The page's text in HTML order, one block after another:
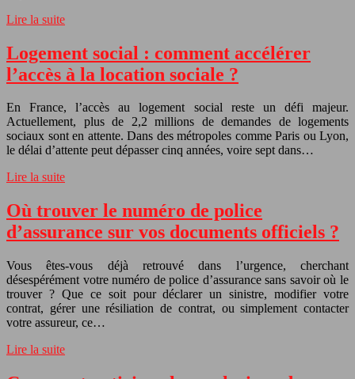
Lire la suite
Logement social : comment accélérer
l’accès à la location sociale ?
En France, l’accès au logement social reste un défi majeur.
Actuellement, plus de 2,2 millions de demandes de logements
sociaux sont en attente. Dans des métropoles comme Paris ou Lyon,
le délai d’attente peut dépasser cinq années, voire sept dans…
Lire la suite
Où trouver le numéro de police
d’assurance sur vos documents officiels ?
Vous êtes-vous déjà retrouvé dans l’urgence, cherchant
désespérément votre numéro de police d’assurance sans savoir où le
trouver ? Que ce soit pour déclarer un sinistre, modifier votre
contrat, gérer une résiliation de contrat, ou simplement contacter
votre assureur, ce…
Lire la suite